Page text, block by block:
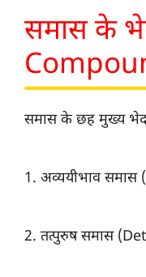
समास के
समास के छह मुख्य भेद
1. अव्ययीभाव
2. तत्पुरुष समास